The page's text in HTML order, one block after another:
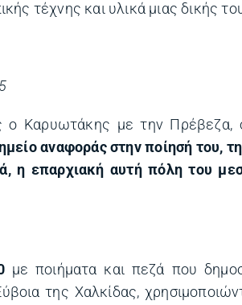
τέχνης και υλικά μιας δικής
ο Καρυωτάκης με την Πρέβεζα,
αναφοράς στην ποίησή του,
η επαρχιακή αυτή πόλη του
με ποιήματα και πεζά που
της Χαλκίδας,